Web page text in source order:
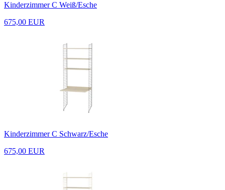
Kinderzimmer C Weiß/Esche
675,00 EUR
Kinderzimmer C Schwarz/Esche
675,00 EUR